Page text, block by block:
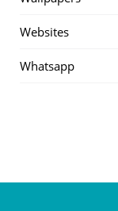
Websites
Whatsapp